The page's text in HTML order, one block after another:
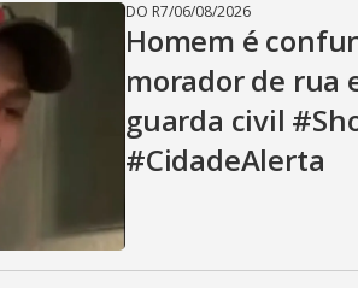
DO R7/06/08/2026
Homem é
morador de rua
guarda civil
#CidadeAlerta